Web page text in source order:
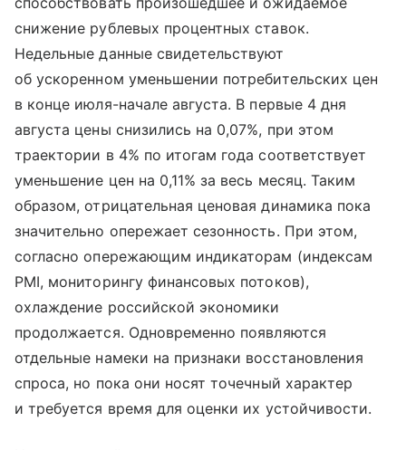
снижение рублевых процентных ставок.
Недельные данные свидетельствуют
об ускоренном уменьшении потребительских цен
в конце июля-начале августа. В первые 4 дня
августа цены снизились на 0,07%, при этом
траектории в 4% по итогам года соответствует
уменьшение цен на 0,11% за весь месяц. Таким
образом, отрицательная ценовая динамика пока
значительно опережает сезонность. При этом,
согласно опережающим индикаторам (индексам
PMI, мониторингу финансовых потоков),
охлаждение российской экономики
продолжается. Одновременно появляются
отдельные намеки на признаки восстановления
спроса, но пока они носят точечный характер
и требуется время для оценки их устойчивости.